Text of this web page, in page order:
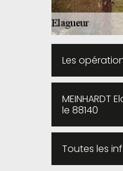
Les
le 88140
Toutes les